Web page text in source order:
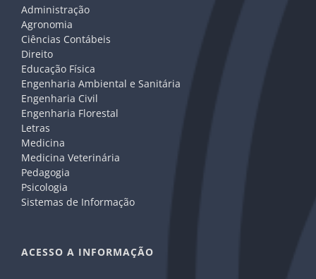
Administração
Agronomia
Ciências Contábeis
Direito
Educação Física
Engenharia Ambiental e Sanitária
Engenharia Civil
Engenharia Florestal
Letras
Medicina
Medicina Veterinária
Pedagogia
Psicologia
Sistemas de Informação
ACESSO A INFORMAÇÃO